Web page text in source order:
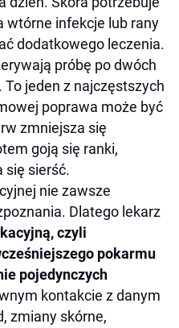
wtórne infekcje lub rany
dodatkowego leczenia.
próbę po dwóch
To jeden z najczęstszych
poprawa może być
zmniejsza się
goją się ranki,
się sierść.
nie zawsze
Dlatego lekarz
czyli
pokarmu
pojedynczych
kontakcie z danym
zmiany skórne,